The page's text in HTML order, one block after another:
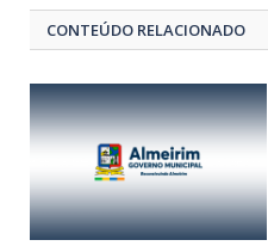
CONTEÚDO RELACIONADO